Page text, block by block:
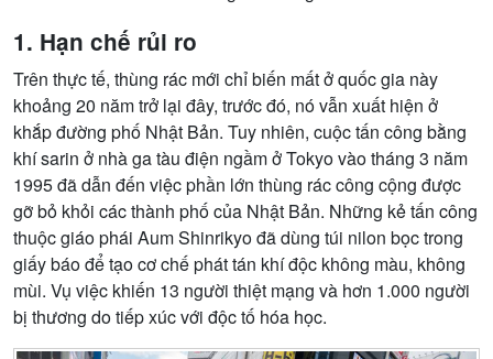
1. Hạn chế rủi ro
Trên thực tế, thùng rác mới chỉ biến mất ở quốc gia này
khoảng 20 năm trở lại đây, trước đó, nó vẫn xuất hiện ở
khắp đường phố Nhật Bản. Tuy nhiên, cuộc tấn công bằng
khí sarin ở nhà ga tàu điện ngầm ở Tokyo vào tháng 3 năm
1995 đã dẫn đến việc phần lớn thùng rác công cộng được
gỡ bỏ khỏi các thành phố của Nhật Bản. Những kẻ tấn công
thuộc giáo phái Aum Shinrikyo đã dùng túi nilon bọc trong
giấy báo để tạo cơ chế phát tán khí độc không màu, không
mùi. Vụ việc khiến 13 người thiệt mạng và hơn 1.000 người
bị thương do tiếp xúc với độc tố hóa học.